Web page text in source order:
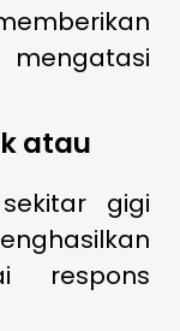
atau
gigi
respons